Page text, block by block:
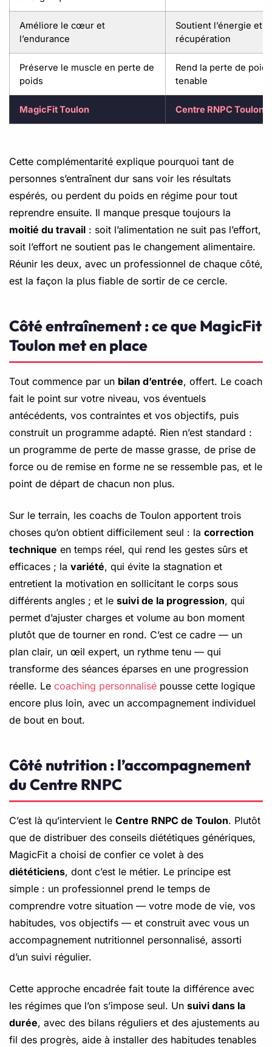
Améliore le cœur et
l’endurance
Soutient l’énergie et la
récupération
Préserve le muscle en perte de
poids
Rend la perte de
tenable
MagicFit Toulon Centre RNPC Toulon
Cette complémentarité explique pourquoi tant de
personnes s’entraînent dur sans voir les résultats
espérés, ou perdent du poids en régime pour tout
reprendre ensuite. Il manque presque toujours la
moitié du travail : soit l’alimentation ne suit pas l’effort,
soit l’effort ne soutient pas le changement alimentaire.
Réunir les deux, avec un professionnel de chaque côté,
est la façon la plus fiable de sortir de ce cercle.
Côté entraînement : ce que MagicFit
Toulon met en place
Tout commence par un bilan d’entrée, offert. Le coach
fait le point sur votre niveau, vos éventuels
antécédents, vos contraintes et vos objectifs, puis
construit un programme adapté. Rien n’est standard :
un programme de perte de masse grasse, de prise de
force ou de remise en forme ne se ressemble pas, et le
point de départ de chacun non plus.
Sur le terrain, les coachs de Toulon apportent trois
choses qu’on obtient difficilement seul : la correction
technique en temps réel, qui rend les gestes sûrs et
efficaces ; la variété, qui évite la stagnation et
entretient la motivation en sollicitant le corps sous
différents angles ; et le suivi de la progression, qui
permet d’ajuster charges et volume au bon moment
plutôt que de tourner en rond. C’est ce cadre — un
plan clair, un œil expert, un rythme tenu — qui
transforme des séances éparses en une progression
réelle. Le coaching personnalisé pousse cette logique
encore plus loin, avec un accompagnement individuel
de bout en bout.
Côté nutrition : l’accompagnement
du Centre RNPC
C’est là qu’intervient le Centre RNPC de Toulon. Plutôt
que de distribuer des conseils diététiques génériques,
MagicFit a choisi de confier ce volet à des
diététiciens, dont c’est le métier. Le principe est
simple : un professionnel prend le temps de
comprendre votre situation — votre mode de vie, vos
habitudes, vos objectifs — et construit avec vous un
accompagnement nutritionnel personnalisé, assorti
d’un suivi régulier.
Cette approche encadrée fait toute la différence avec
les régimes que l’on s’impose seul. Un suivi dans la
durée, avec des bilans réguliers et des ajustements au
fil des progrès, aide à installer des habitudes tenables